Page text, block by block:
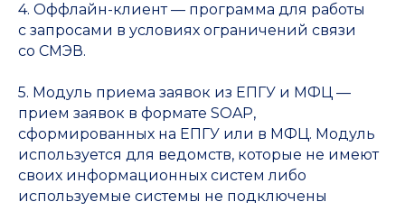
4. Оффлайн-клиент — программа для работы
с запросами в условиях ограничений связи
со СМЭВ.
5. Модуль приема заявок из ЕПГУ и МФЦ —
прием заявок в формате SOAP,
сформированных на ЕПГУ или в МФЦ. Модуль
используется для ведомств, которые не имеют
своих информационных систем либо
используемые системы не подключены
Наименование ПО:
Автоматизированный модуль
управления межведомственным
электронным взаимодействием и
администрирование
пользовательской - ролевой моделью
Регистрационный номер:1782